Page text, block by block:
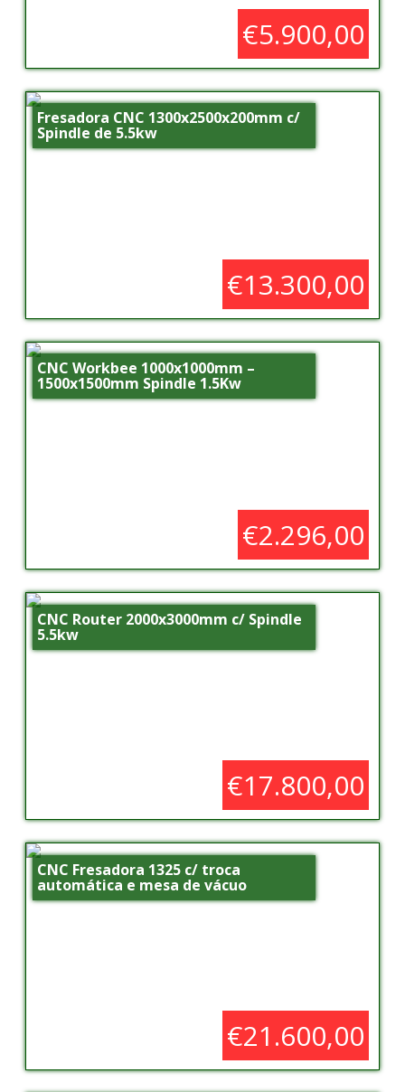
€5.900,00
Fresadora CNC 1300x2500x200mm c/
Spindle de 5.5kw
€13.300,00
CNC Workbee 1000x1000mm –
1500x1500mm Spindle 1.5Kw
€2.296,00
CNC Router 2000x3000mm c/ Spindle
5.5kw
€17.800,00
CNC Fresadora 1325 c/ troca
automática e mesa de vácuo
€21.600,00